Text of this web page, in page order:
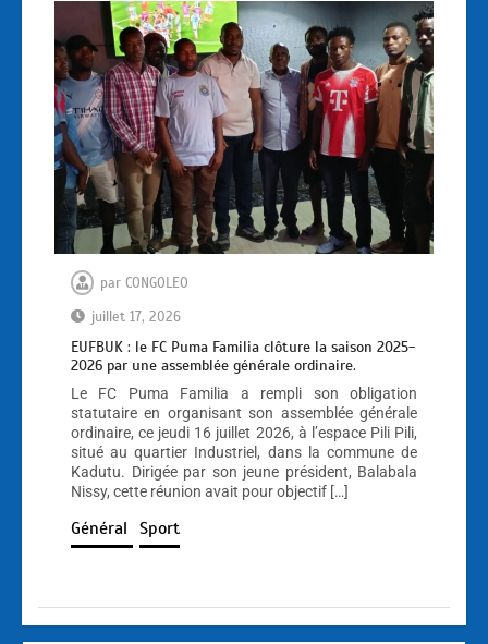
par CONGOLEO
juillet 17, 2026
EUFBUK : le FC Puma Familia clôture la saison 2025-
2026 par une assemblée générale ordinaire.
Le FC Puma Familia a rempli son obligation
statutaire en organisant son assemblée générale
ordinaire, ce jeudi 16 juillet 2026, à l’espace Pili Pili,
situé au quartier Industriel, dans la commune de
Kadutu. Dirigée par son jeune président, Balabala
Nissy, cette réunion avait pour objectif […]
Général Sport